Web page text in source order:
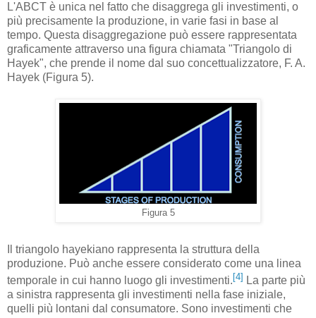
L'ABCT è unica nel fatto che disaggrega gli investimenti, o
più precisamente la produzione, in varie fasi in base al
tempo. Questa disaggregazione può essere rappresentata
graficamente attraverso una figura chiamata "Triangolo di
Hayek", che prende il nome dal suo concettualizzatore, F. A.
Hayek (Figura 5).
Figura 5
Il triangolo hayekiano rappresenta la struttura della
produzione. Può anche essere considerato come una linea
temporale in cui hanno luogo gli investimenti. [4] La parte più
a sinistra rappresenta gli investimenti nella fase iniziale,
quelli più lontani dal consumatore. Sono investimenti che